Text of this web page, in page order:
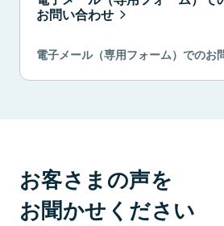
お問い合わせ
電子メール（専用フォーム）でのお
お客さまの声を
お聞かせください